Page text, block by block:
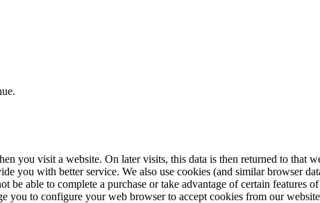
you visit a website. On later visits, this data is then returned to
you with better service. We also use cookies (and similar browser
able to complete a purchase or take advantage of certain features
you to configure your web browser to accept cookies from our